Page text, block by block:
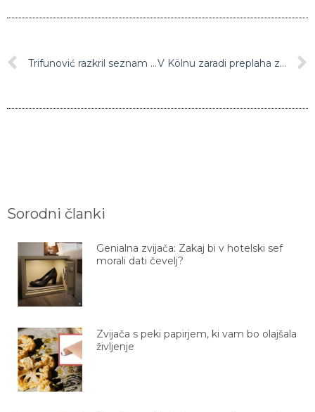
Trifunović razkril seznam igralcev za kvalifikacijski tekmi za SP proti Španiji in Črni gori V Kölnu zaradi preplaha začasno zaprli katedralo
Sorodni članki
Genialna zvijača: Zakaj bi v hotelski sef
morali dati čevelj?
Zvijača s peki papirjem, ki vam bo olajšala
življenje